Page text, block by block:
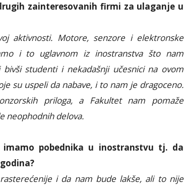
zainteresovanih firmi za ulaganje u
aktivnosti. Motore, senzore i elektronske
i to uglavnom iz inostranstva što nam
studenti i nekadašnji učesnici na ovom
su uspeli da nabave, i to nam je dragoceno.
priloga, a Fakultet nam pomaže
neophodnih delova.
pobednika u inostranstvu tj. da
i da nam bude lakše, ali to nije